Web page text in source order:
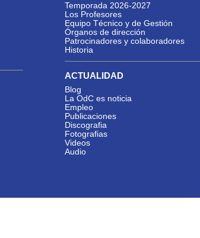
Temporada 2026-2027
Los Profesores
Equipo Técnico y de Gestión
Órganos de dirección
Patrocinadores y colaboradores
Historia
ACTUALIDAD
Blog
La OdC es noticia
Empleo
Publicaciones
Discografia
Fotografias
Videos
Audio